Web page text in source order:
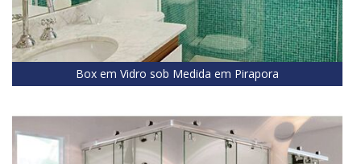
Box em Vidro sob Medida em Pirapora